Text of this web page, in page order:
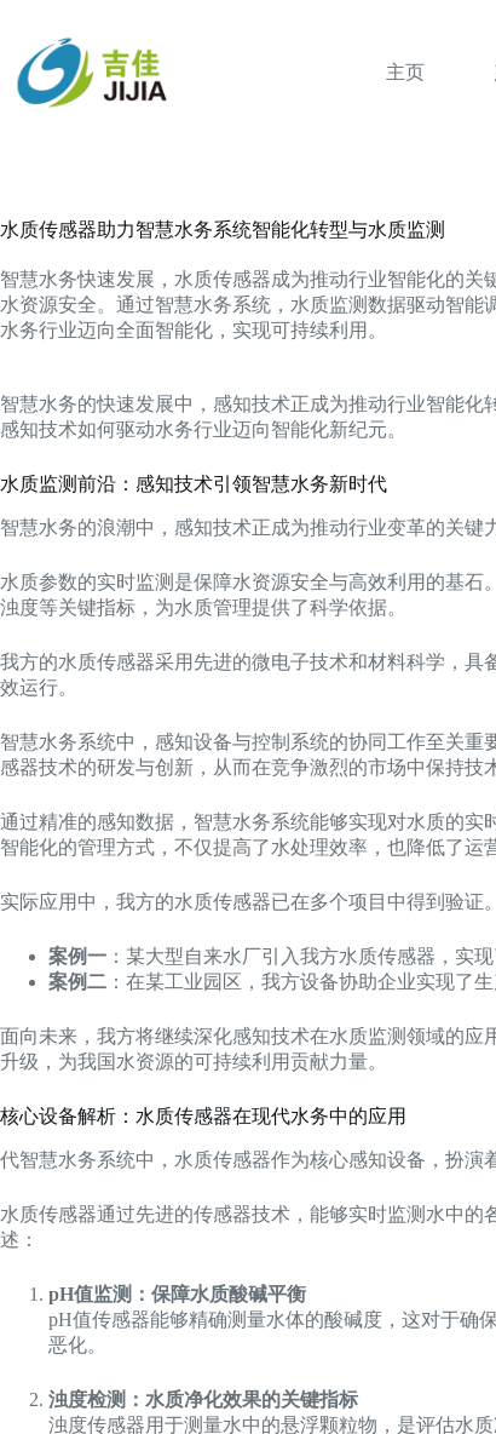
容
主页
水质传感器助力智慧水务系统智能化转型与水质监测
智慧水务快速发展，水质传感器成为推动行业智能化的
水资源安全。通过智慧水务系统，水质监测数据驱动智
水务行业迈向全面智能化，实现可持续利用。
智慧水务的快速发展中，感知技术正成为推动行业智能
感知技术如何驱动水务行业迈向智能化新纪元。
水质监测前沿：感知技术引领智慧水务新时代
智慧水务的浪潮中，感知技术正成为推动行业变革的关键
水质参数的实时监测是保障水资源安全与高效利用的基
浊度等关键指标，为水质管理提供了科学依据。
我方的水质传感器采用先进的微电子技术和材料科学，
效运行。
智慧水务系统中，感知设备与控制系统的协同工作至关
感器技术的研发与创新，从而在竞争激烈的市场中保持技
通过精准的感知数据，智慧水务系统能够实现对水质的
智能化的管理方式，不仅提高了水处理效率，也降低了运
实际应用中，我方的水质传感器已在多个项目中得到验
案例一 ：某大型自来水厂引入我方水质传感器，实
案例二 ：在某工业园区，我方设备协助企业实现了
面向未来，我方将继续深化感知技术在水质监测领域的
升级，为我国水资源的可持续利用贡献力量。
核心设备解析：水质传感器在现代水务中的应用
代智慧水务系统中，水质传感器作为核心感知设备，扮演
水质传感器通过先进的传感器技术，能够实时监测水中
述：
pH值监测：保障水质酸碱平衡
pH值传感器能够精确测量水体的酸碱度，这对于确
恶化。
浊度检测：水质净化效果的关键指标
浊度传感器用于测量水中的悬浮颗粒物，是评估水